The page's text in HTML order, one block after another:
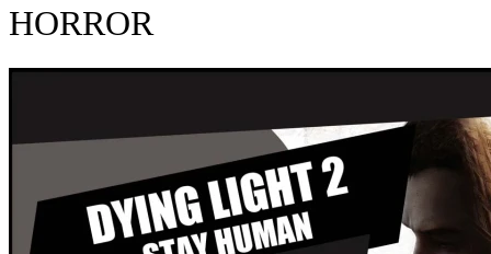
HORROR